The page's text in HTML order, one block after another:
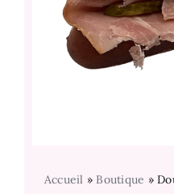
Accueil » Boutique »